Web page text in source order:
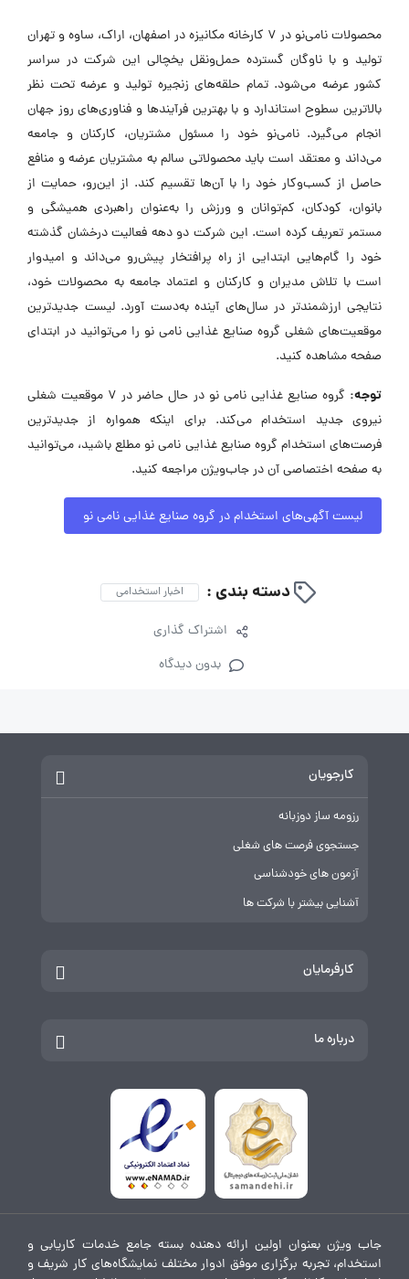
محصولات نامی‌نو در ۷ کارخانه مکانیزه در اصفهان، اراک، ساوه و تهران
تولید و با ناوگان گسترده حمل‌ونقل یخچالی این شرکت در سراسر
کشور عرضه می‌شود. تمام حلقه‌های زنجیره تولید و عرضه تحت نظر
بالاترین سطوح استاندارد و با بهترین فرآیندها و فناوری‌های روز جهان
انجام می‌گیرد. نامی‌نو خود را مسئول مشتریان، کارکنان و جامعه
می‌داند و معتقد است باید محصولاتی سالم به مشتریان عرضه و منافع
حاصل از کسب‌وکار خود را با آن‌ها تقسیم کند. از این‌رو، حمایت از
بانوان، کودکان، کم‌توانان و ورزش را به‌عنوان راهبردی همیشگی و
مستمر تعریف کرده است. این شرکت دو دهه فعالیت درخشان گذشته
خود را گام‌هایی ابتدایی از راه پرافتخار پیش‌رو می‌داند و امیدوار
است با تلاش مدیران و کارکنان و اعتماد جامعه به محصولات خود،
نتایجی ارزشمندتر در سال‌های آینده به‌دست آورد. لیست جدیدترین
موقعیت‌های شغلی گروه صنایع غذایی نامی نو را می‌توانید در ابتدای
صفحه مشاهده کنید.
توجه:
گروه صنایع غذایی نامی نو در حال حاضر در ۷ موقعیت شغلی
نیروی جدید استخدام می‌کند. برای اینکه همواره از جدیدترین
فرصت‌های استخدام گروه صنایع غذایی نامی نو مطلع باشید، می‌توانید
به صفحه اختصاصی آن در جاب‌ویژن مراجعه کنید.
لیست آگهی‌های استخدام در گروه صنایع غذایی نامی نو
دسته بندی : اخبار استخدامی
اشتراک گذاری
بدون دیدگاه
کارجویان
رزومه ساز دوزبانه
جستجوی فرصت های شغلی
آزمون های خودشناسی
آشنایی بیشتر با شرکت ها
کارفرمایان
درباره ما
جاب ویژن بعنوان اولین ارائه دهنده بسته جامع خدمات کاریابی و
استخدام، تجربه برگزاری موفق ادوار مختلف نمایشگاه‌های کار شریف و